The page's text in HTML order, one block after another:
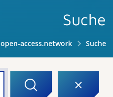
Suche
open-access.network Suche